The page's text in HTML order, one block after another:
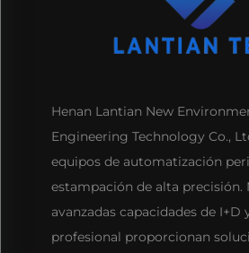
Henan Lantian New
Engineering Technology Co.,
equipos de automatización
estampación de alta precisión.
avanzadas capacidades de
profesional proporcionan